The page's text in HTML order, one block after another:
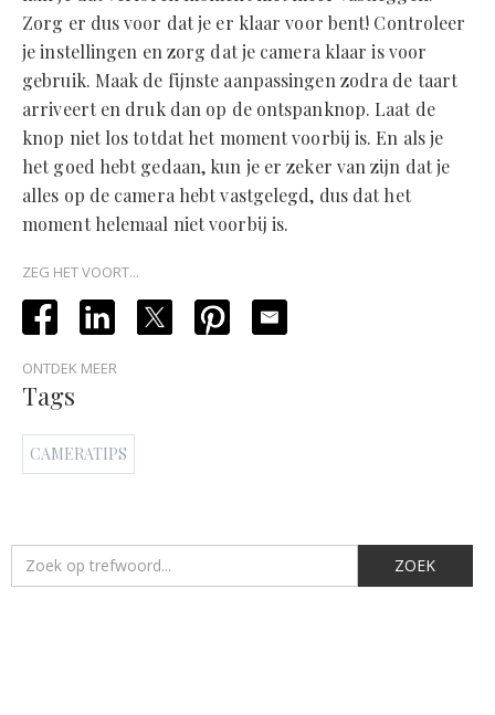
Zorg er dus voor dat je er klaar voor bent! Controleer
je instellingen en zorg dat je camera klaar is voor
gebruik. Maak de fijnste aanpassingen zodra de taart
arriveert en druk dan op de ontspanknop. Laat de
knop niet los totdat het moment voorbij is. En als je
het goed hebt gedaan, kun je er zeker van zijn dat je
alles op de camera hebt vastgelegd, dus dat het
moment helemaal niet voorbij is.
ZEG HET VOORT...
ONTDEK MEER
Tags
CAMERATIPS